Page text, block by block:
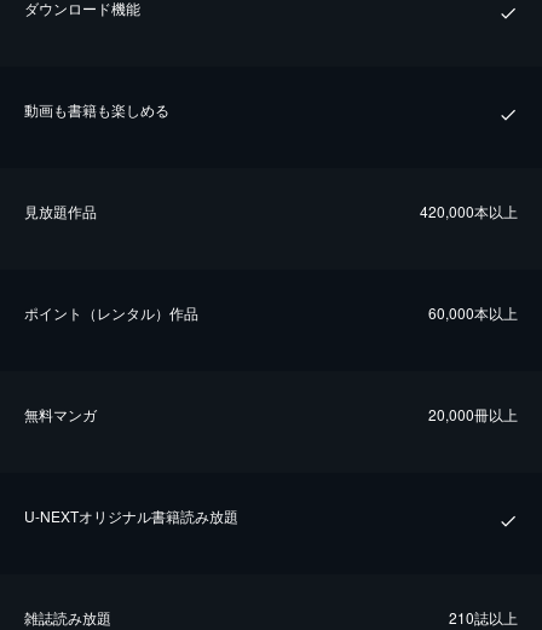
ダウンロード機能
動画も書籍も楽しめる
⾒放題作品 420,000本以上
ポイント（レンタル）作品 60,000本以上
無料マンガ 20,000冊以上
U-NEXTオリジナル書籍読み放題
雑誌読み放題 210誌以上